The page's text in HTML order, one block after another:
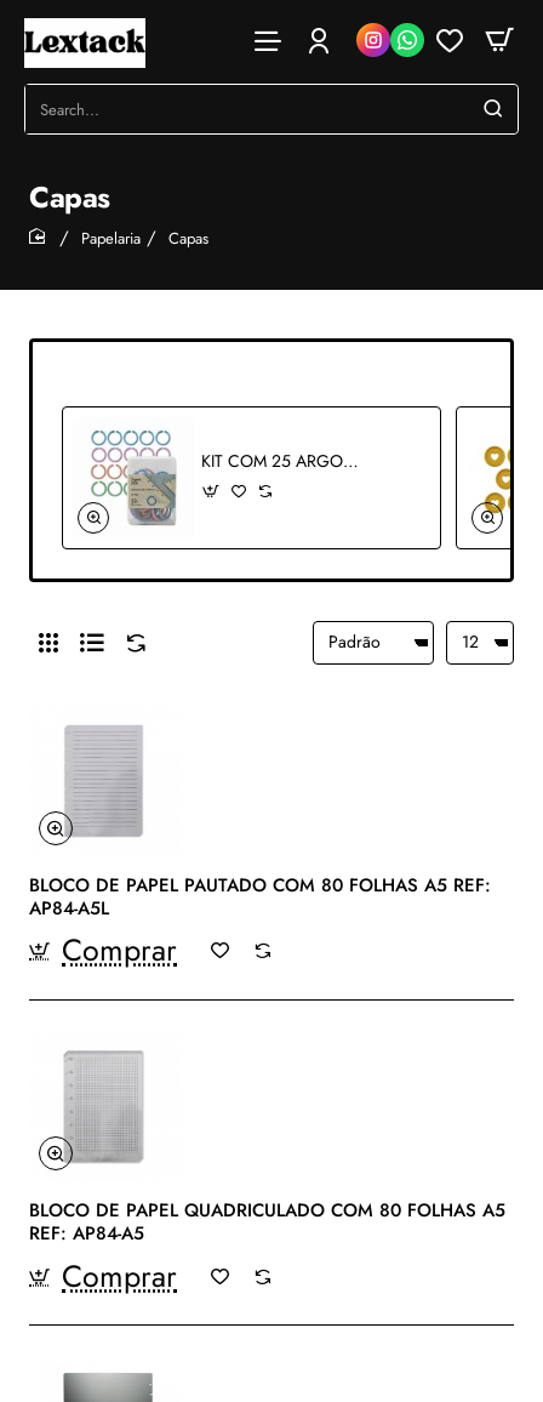
Search...
Capas
home
Papelaria Capas
KIT COM 25 ARGOLAS DE PLÁSTICO CORES SORTIDAS RFF: AP1622
BLOCO DE PAPEL PAUTADO COM 80 FOLHAS A5 REF:
AP84-A5L
Comprar
BLOCO DE PAPEL QUADRICULADO COM 80 FOLHAS A5
REF: AP84-A5
Comprar